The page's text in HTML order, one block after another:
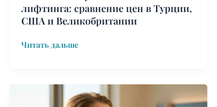
лифтинга: сравнение цен в Турции,
США и Великобритании
Читать дальше